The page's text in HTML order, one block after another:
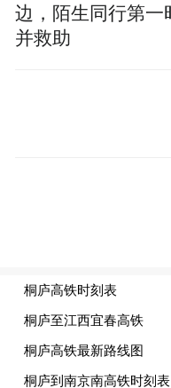
边，陌生同行第一
并救助